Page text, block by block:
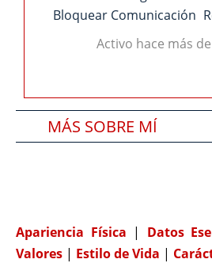
Bloquear Comunicación
Activo hace más
MÁS SOBRE MÍ
Apariencia Física | Datos
Valores | Estilo de Vida |